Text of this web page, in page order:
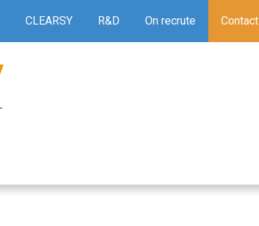
CLEARSY R&D On recrute Contact